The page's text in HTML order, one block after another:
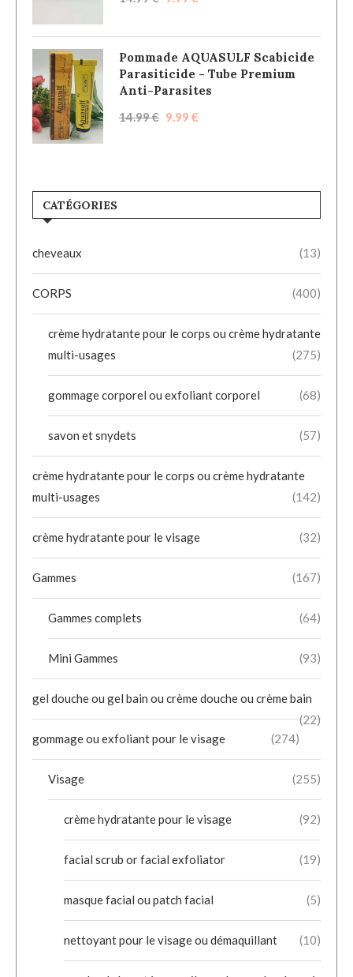
Pommade AQUASULF Scabicide
Parasiticide - Tube Premium
Anti-Parasites
14.99€ 9.99 €
CATÉGORIES
cheveaux (13)
CORPS (400)
crème hydratante pour le corps ou crème hydratante
multi-usages
(275)
gommage corporel ou exfoliant corporel (68)
savon et snydets (57)
crème hydratante pour le corps ou crème hydratante
multi-usages
(142)
crème hydratante pour le visage (32)
Gammes (167)
Gammes complets (64)
Mini Gammes (93)
gel douche ou gel bain ou crème douche ou crème bain
(22)
gommage ou exfoliant pour le visage
(274)
Visage (255)
crème hydratante pour le visage (92)
facial scrub or facial exfoliator (19)
masque facial ou patch facial (5)
nettoyant pour le visage ou démaquillant (10)